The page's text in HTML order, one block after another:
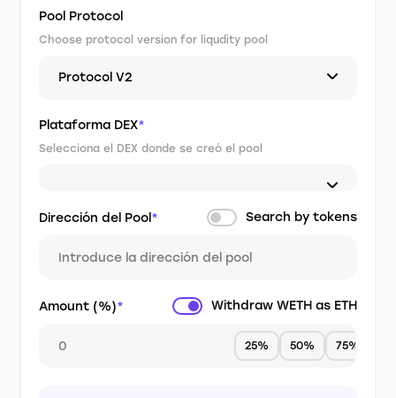
Pool Protocol
Choose protocol version for liqudity pool
Protocol V2
Plataforma DEX*
Selecciona el DEX donde se creó el pool
Dirección del Pool * Search by tokens
Amount (%)* Withdraw WETH as ETH
25% 50% 75%